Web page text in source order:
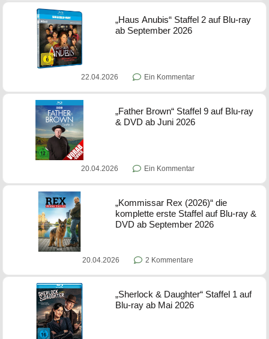
„Haus Anubis“ Staffel 2 auf Blu-ray
ab September 2026
22.04.2026 Ein Kommentar
„Father Brown“ Staffel 9 auf Blu-ray
& DVD ab Juni 2026
20.04.2026 Ein Kommentar
„Kommissar Rex (2026)“ die
komplette erste Staffel auf Blu-ray &
DVD ab September 2026
20.04.2026 2 Kommentare
„Sherlock & Daughter“ Staffel 1 auf
Blu-ray ab Mai 2026